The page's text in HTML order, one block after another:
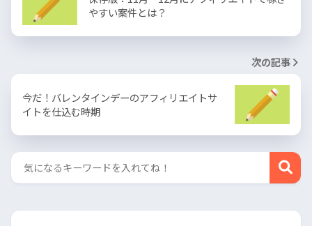
やすい案件とは？
次の記事
今だ！バレンタインデーのアフィリエイトサ
イトを仕込む時期